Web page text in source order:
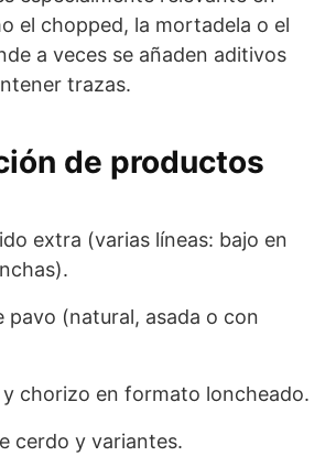
el chopped, la mortadela o el
a veces se añaden aditivos
trazas.
de productos
extra (varias líneas: bajo en
pavo (natural, asada o con
chorizo en formato loncheado.
cerdo y variantes.